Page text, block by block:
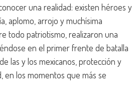
una realidad: existen héroes y
aplomo, arrojo y muchísima
todo patriotismo, realizaron una
en el primer frente de batalla
las y los mexicanos, protección y
en los momentos que más se